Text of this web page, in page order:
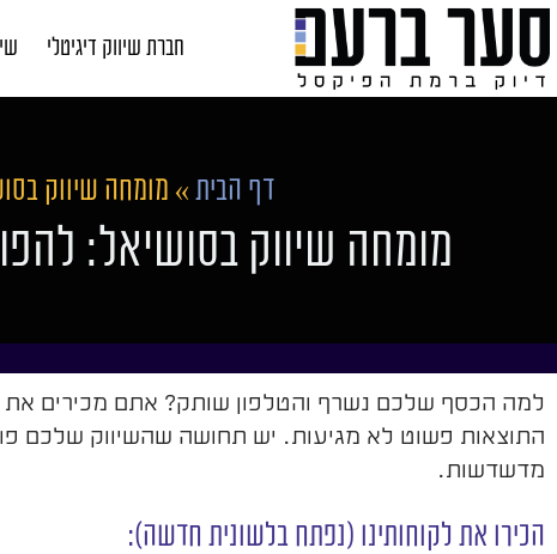
חברת שיווק דיגיטלי
דף הבית » מומחה שיווק
מומחה שיווק בסושיאל:
למה הכסף שלכם נשרף והטלפון שותק? אתם מכירים את
התוצאות פשוט לא מגיעות. יש תחושה שהשיווק שלכם
מדשדשות.
הכירו את לקוחותינו (נפתח בלשונית חדשה):